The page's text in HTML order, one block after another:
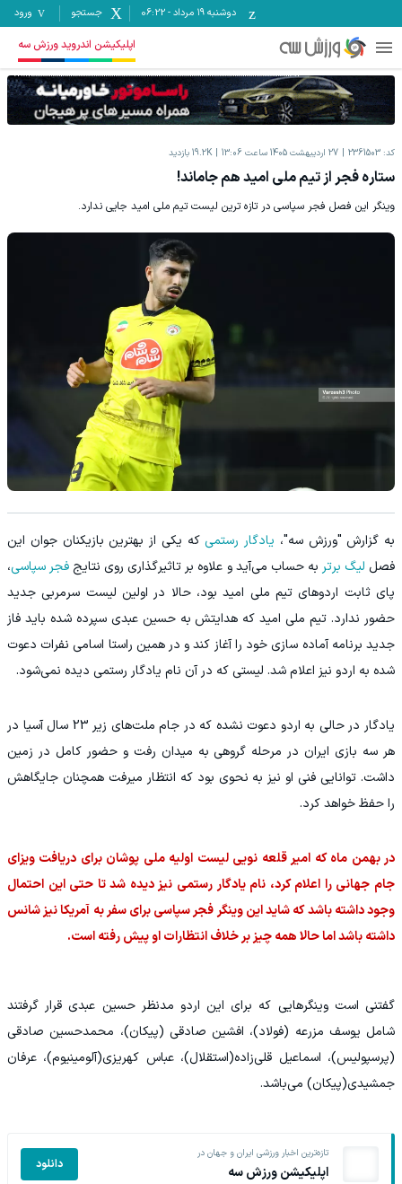
دوشنبه ۱۹ مرداد -
06:22 جستجو ورود
اپلیکیشن اندروید ورزش سه
کد: 2361503 27 اردیبهشت 1405 ساعت 13:06 19.2K بازدید
ستاره فجر از تیم ملی امید هم جاماند!
وینگر این فصل فجر سپاسی در تازه ترین لیست تیم ملی امید جایی ندارد.
به گزارش "ورزش سه"، یادگار رستمی که یکی از بهترین بازیکنان جوان این
فصل لیگ برتر به حساب می‌آید و علاوه بر تاثیرگذاری روی نتایج فجر سپاسی،
پای ثابت اردوهای تیم ملی امید بود، حالا در اولین لیست سرمربی جدید
حضور ندارد. تیم ملی امید که هدایتش به حسین عبدی سپرده شده باید فاز
جدید برنامه آماده سازی خود را آغاز کند و در همین راستا اسامی نفرات دعوت
شده به اردو نیز اعلام شد. لیستی که در آن نام یادگار رستمی دیده نمی‌شود.
یادگار در حالی به اردو دعوت نشده که در جام ملت‌های زیر 23 سال آسیا در
هر سه بازی ایران در مرحله گروهی به میدان رفت و حضور کامل در زمین
داشت. توانایی فنی او نیز به نحوی بود که انتظار میرفت همچنان جایگاهش
را حفظ خواهد کرد.
در بهمن ماه که امیر قلعه نویی لیست اولیه ملی پوشان برای دریافت ویزای
جام جهانی را اعلام کرد، نام یادگار رستمی نیز دیده شد تا حتی این احتمال
وجود داشته باشد که شاید این وینگر فجر سپاسی برای سفر به آمریکا نیز شانس
داشته باشد اما حالا همه چیز بر خلاف انتظارات او پیش رفته است.
گفتنی است وینگرهایی که برای این اردو مدنظر حسین عبدی قرار گرفتند
شامل یوسف مزرعه (فولاد)، افشین صادقی (پیکان)، محمدحسین صادقی
(پرسپولیس)، اسماعیل قلی‌زاده(استقلال)، عباس کهریزی(آلومینیوم)، عرفان
جمشیدی(پیکان) می‌باشد.
تازه‌ترین اخبار ورزشی ایران و جهان در
اپلیکیشن ورزش سه دانلود